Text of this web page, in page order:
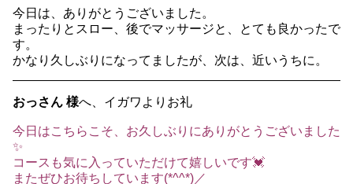
今日は、ありがとうございました。
まったりとスロー、後でマッサージと、とても良かったで
す。
かなり久しぶりになってましたが、次は、近いうちに。
おっさん 様へ、イガワよりお礼
今日はこちらこそ、お久しぶりにありがとうございました
✨
コースも気に入っていただけて嬉しいです💓
またぜひお待ちしています(*^^*)／